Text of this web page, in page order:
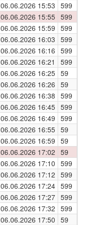
06.06.2026 15:53 599
06.06.2026 15:55 599
06.06.2026 15:59 599
06.06.2026 16:03 599
06.06.2026 16:16 599
06.06.2026 16:21 599
06.06.2026 16:25 59
06.06.2026 16:26 59
06.06.2026 16:38 599
06.06.2026 16:45 599
06.06.2026 16:49 599
06.06.2026 16:55 59
06.06.2026 16:59 59
06.06.2026 17:02 59
06.06.2026 17:10 599
06.06.2026 17:12 599
06.06.2026 17:24 599
06.06.2026 17:27 599
06.06.2026 17:32 599
06.06.2026 17:50 59